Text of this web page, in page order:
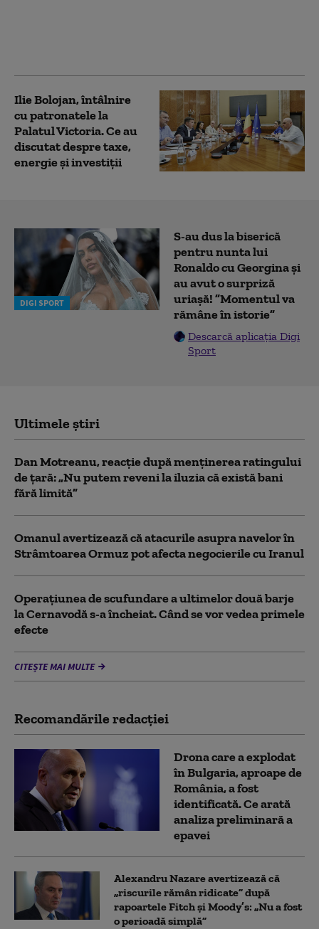
Ilie Bolojan, întâlnire
cu patronatele la
Palatul Victoria. Ce au
discutat despre taxe,
energie și investiții
DIGI SPORT
S-au dus la biserică
pentru nunta lui
Ronaldo cu Georgina și
au avut o surpriză
uriașă! ”Momentul va
rămâne în istorie”
Descarcă aplicația Digi
Sport
Ultimele știri
Dan Motreanu, reacție după menținerea ratingului
de țară: „Nu putem reveni la iluzia că există bani
fără limită”
Omanul avertizează că atacurile asupra navelor în
Strâmtoarea Ormuz pot afecta negocierile cu Iranul
Operațiunea de scufundare a ultimelor două barje
la Cernavodă s-a încheiat. Când se vor vedea primele
efecte
CITEȘTE MAI MULTE
Recomandările redacţiei
Drona care a explodat
în Bulgaria, aproape de
România, a fost
identificată. Ce arată
analiza preliminară a
epavei
Alexandru Nazare avertizează că
„riscurile rămân ridicate” după
rapoartele Fitch și Moody’s: „Nu a fost
o perioadă simplă”